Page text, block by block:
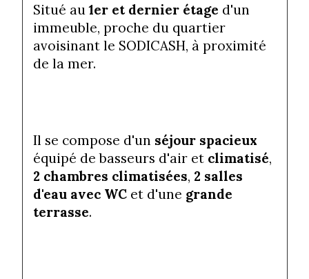
Situé au 1er et dernier étage d'un
immeuble, proche du quartier
avoisinant le SODICASH, à proximité
de la mer.
Il se compose d'un séjour spacieux
équipé de basseurs d'air et climatisé,
2 chambres climatisées, 2 salles
d'eau avec WC et d'une grande
terrasse.